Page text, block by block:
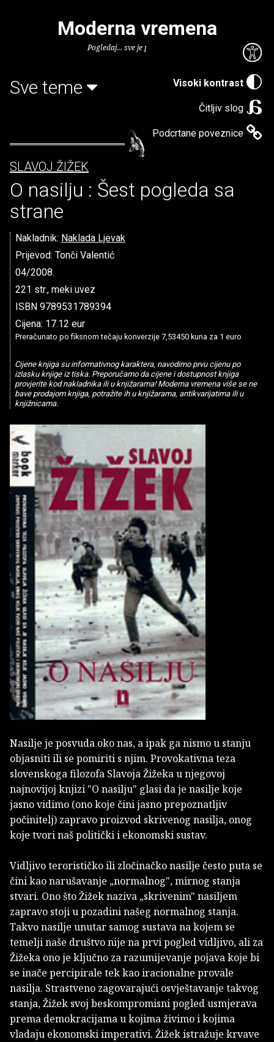
Visoki kontrast
Čitljiv slog
Podcrtane poveznice
Moderna vremena
Pogledaj... sve je puno knjiga.
Sve teme
SLAVOJ ŽIŽEK
O nasilju : Šest pogleda sa
strane
Nakladnik: Naklada Ljevak
Prijevod: Tonči Valentić
04/2008.
221 str., meki uvez
ISBN 9789531789394
Cijena: 17.12 eur
Preračunato po fiksnom tečaju konverzije 7,53450 kuna za 1 euro
Cijene knjiga su informativnog karaktera, navodimo prvu cijenu po
izlasku knjige iz tiska. Preporučamo da cijene i dostupnost knjiga
provjerite kod nakladnika ili u knjižarama! Moderna vremena više se ne
bave prodajom knjiga, potražite ih u knjižarama, antikvarijatima ili u
knjižnicama.
Nasilje je posvuda oko nas, a ipak ga nismo u stanju
objasniti ili se pomiriti s njim. Provokativna teza
slovenskoga filozofa Slavoja Žižeka u njegovoj
najnovijoj knjizi "O nasilju" glasi da je nasilje koje
jasno vidimo (ono koje čini jasno prepoznatljiv
počinitelj) zapravo proizvod skrivenog nasilja, onog
koje tvori naš politički i ekonomski sustav.
Vidljivo terorističko ili zločinačko nasilje često puta se
čini kao narušavanje „normalnog", mirnog stanja
stvari. Ono što Žižek naziva „skrivenim" nasiljem
zapravo stoji u pozadini našeg normalnog stanja.
Takvo nasilje unutar samog sustava na kojem se
temelji naše društvo nije na prvi pogled vidljivo, ali za
Žižeka ono je ključno za razumijevanje pojava koje bi
se inače percipirale tek kao iracionalne provale
nasilja. Strastveno zagovarajući osvještavanje takvog
stanja, Žižek svoj beskompromisni pogled usmjerava
prema demokracijama u kojima živimo i kojima
vladaju ekonomski imperativi. Žižek istražuje krvave